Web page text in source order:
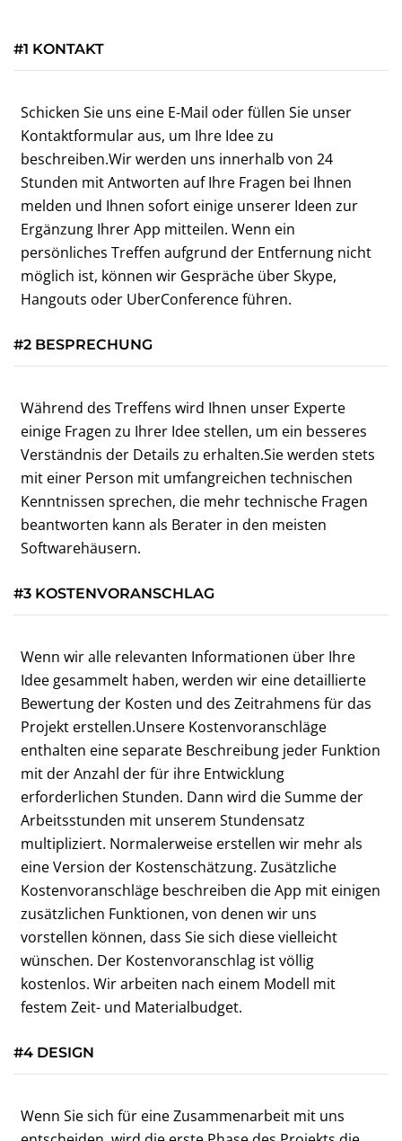
#1 KONTAKT
Schicken Sie uns eine E-Mail oder füllen Sie unser
Kontaktformular aus, um Ihre Idee zu
beschreiben.Wir werden uns innerhalb von 24
Stunden mit Antworten auf Ihre Fragen bei Ihnen
melden und Ihnen sofort einige unserer Ideen zur
Ergänzung Ihrer App mitteilen. Wenn ein
persönliches Treffen aufgrund der Entfernung nicht
möglich ist, können wir Gespräche über Skype,
Hangouts oder UberConference führen.
#2 BESPRECHUNG
Während des Treffens wird Ihnen unser Experte
einige Fragen zu Ihrer Idee stellen, um ein besseres
Verständnis der Details zu erhalten.Sie werden stets
mit einer Person mit umfangreichen technischen
Kenntnissen sprechen, die mehr technische Fragen
beantworten kann als Berater in den meisten
Softwarehäusern.
#3 KOSTENVORANSCHLAG
Wenn wir alle relevanten Informationen über Ihre
Idee gesammelt haben, werden wir eine detaillierte
Bewertung der Kosten und des Zeitrahmens für das
Projekt erstellen.Unsere Kostenvoranschläge
enthalten eine separate Beschreibung jeder Funktion
mit der Anzahl der für ihre Entwicklung
erforderlichen Stunden. Dann wird die Summe der
Arbeitsstunden mit unserem Stundensatz
multipliziert. Normalerweise erstellen wir mehr als
eine Version der Kostenschätzung. Zusätzliche
Kostenvoranschläge beschreiben die App mit einigen
zusätzlichen Funktionen, von denen wir uns
vorstellen können, dass Sie sich diese vielleicht
wünschen. Der Kostenvoranschlag ist völlig
kostenlos. Wir arbeiten nach einem Modell mit
festem Zeit- und Materialbudget.
#4 DESIGN
Wenn Sie sich für eine Zusammenarbeit mit uns